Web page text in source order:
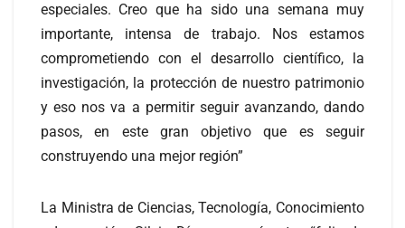
especiales. Creo que ha sido una semana muy
importante, intensa de trabajo. Nos estamos
comprometiendo con el desarrollo científico, la
investigación, la protección de nuestro patrimonio
y eso nos va a permitir seguir avanzando, dando
pasos, en este gran objetivo que es seguir
construyendo una mejor región”
La Ministra de Ciencias, Tecnología, Conocimiento